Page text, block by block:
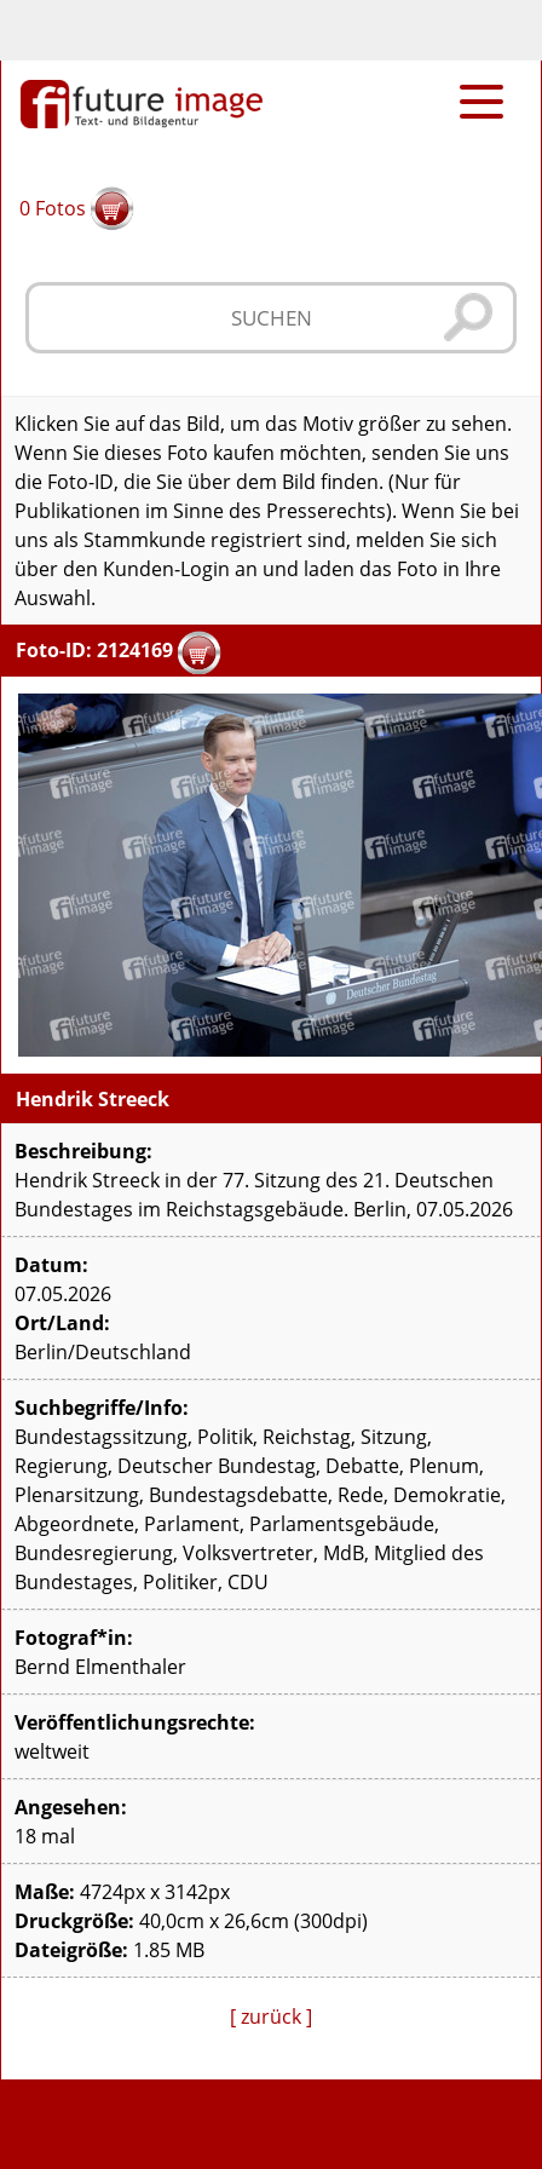
0 Fotos
Klicken Sie auf das Bild, um das Motiv größer zu sehen.
Wenn Sie dieses Foto kaufen möchten, senden Sie uns
die Foto-ID, die Sie über dem Bild finden. (Nur für
Publikationen im Sinne des Presserechts). Wenn Sie bei
uns als Stammkunde registriert sind, melden Sie sich
über den Kunden-Login an und laden das Foto in Ihre
Auswahl.
Foto-ID: 2124169
Hendrik Streeck
Beschreibung:
Hendrik Streeck in der 77. Sitzung des 21. Deutschen
Bundestages im Reichstagsgebäude. Berlin, 07.05.2026
Datum:
07.05.2026
Ort/Land:
Berlin/Deutschland
Suchbegriffe/Info:
Bundestagssitzung, Politik, Reichstag, Sitzung,
Regierung, Deutscher Bundestag, Debatte, Plenum,
Plenarsitzung, Bundestagsdebatte, Rede, Demokratie,
Abgeordnete, Parlament, Parlamentsgebäude,
Bundesregierung, Volksvertreter, MdB, Mitglied des
Bundestages, Politiker, CDU
Fotograf*in:
Bernd Elmenthaler
Veröffentlichungsrechte:
weltweit
Angesehen:
18 mal
Maße: 4724px x 3142px
Druckgröße: 40,0cm x 26,6cm (300dpi)
Dateigröße: 1.85 MB
[ zurück ]